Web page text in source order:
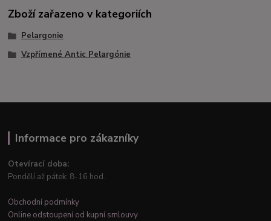
Zboží zařazeno v kategoriích
Pelargonie
Vzpřímené Antic Pelargónie
Informace pro zákazníky
Otevírací doba:
Pondělí až pátek: 8-16 hod.
Obchodní podmínky
Online odstoupení od kupní smlouvy